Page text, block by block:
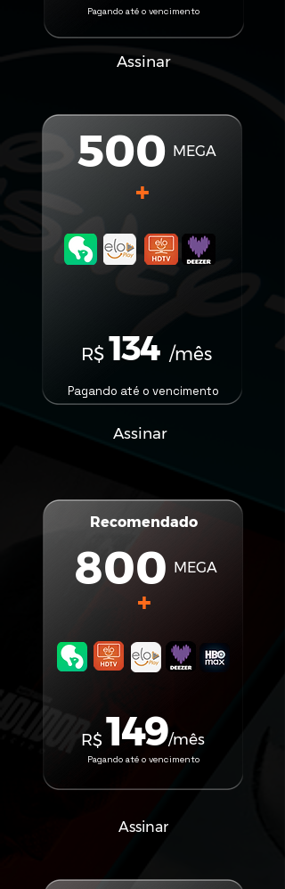
Pagando até o vencimento
Assinar
500
R$ 134 /mês
+
MEGA
Pagando até o vencimento
Assinar
Recomendado
800 MEGA
+
R$ 149/mês
Pagando até o vencimento
Assinar